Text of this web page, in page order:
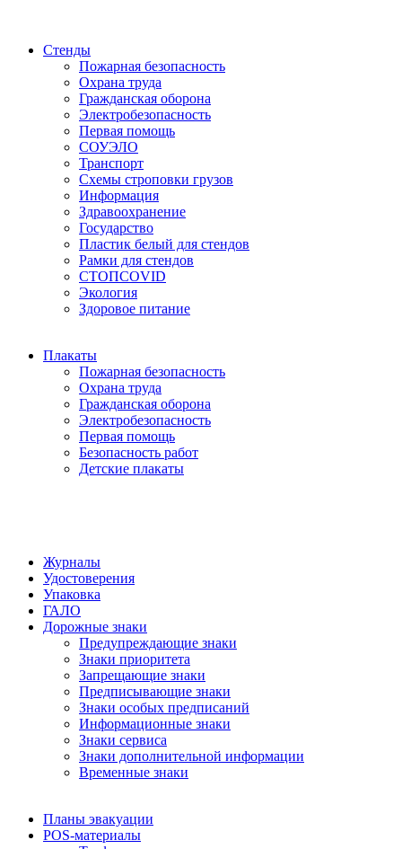
Стенды
Пожарная безопасность
Охрана труда
Гражданская оборона
Электробезопасность
Первая помощь
СОУЭЛО
Транспорт
Схемы строповки грузов
Информация
Здравоохранение
Государство
Пластик белый для стендов
Рамки для стендов
СТОПCOVID
Экология
Здоровое питание
Плакаты
Пожарная безопасность
Охрана труда
Гражданская оборона
Электробезопасность
Первая помощь
Безопасность работ
Детские плакаты
Журналы
Удостоверения
Упаковка
ГАЛО
Дорожные знаки
Предупреждающие знаки
Знаки приоритета
Запрещающие знаки
Предписывающие знаки
Знаки особых предписаний
Информационные знаки
Знаки сервиса
Знаки дополнительной информации
Временные знаки
Планы эвакуации
POS-материалы